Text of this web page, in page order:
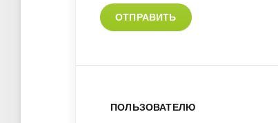
ОТПРАВИТЬ
ПОЛЬЗОВАТЕЛЮ